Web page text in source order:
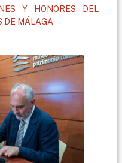
Y HONORES DEL
DE MÁLAGA